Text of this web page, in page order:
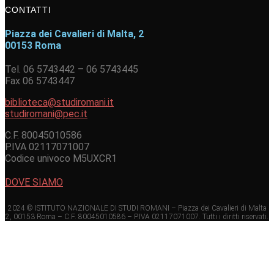
CONTATTI
Piazza dei Cavalieri di Malta, 2
00153 Roma
Tel. 06 5743442 – 06 5743445
Fax 06 5743447
biblioteca@studiromani.it
studiromani@pec.it
C.F. 80045010586
P.IVA 02117071007
Codice univoco M5UXCR1
DOVE SIAMO
2024 © ISTITUTO NAZIONALE DI STUDI ROMANI – Piazza dei Cavalieri di Malta
2, 00153 Roma – C.F. 80045010586 – P.IVA 02117071007. Tutti i diritti riservati.